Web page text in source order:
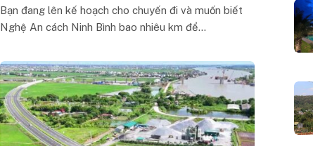
Bạn đang lên kế hoạch cho chuyến đi và muốn biết
Nghệ An cách Ninh Bình bao nhiêu km để…